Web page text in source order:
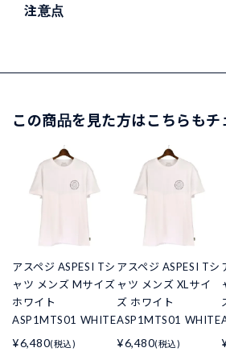
注意点
この商品を見た方はこちらも
アスペジ ASPESI Tシ
ャツ メンズ Mサイズ
ホワイト
ASP1MTS01 WHITE
¥6,480(税込)
アスペジ ASPESI Tシ
ャツ メンズ XLサイ
ズ ホワイト
ASP1MTS01 WHITE
¥6,480(税込)